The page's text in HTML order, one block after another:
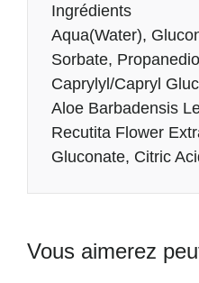
Ingrédients
Aqua(Water),
Sorbate,
Caprylyl/Capryl
Aloe Barbadensis
Recutita Flower
Gluconate, Citric
Vous aimerez